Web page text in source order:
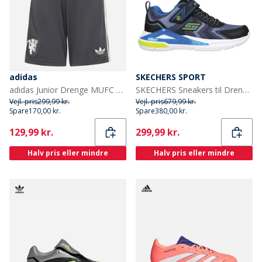
adidas
adidas Junior Drenge MUFC Manchester United 24/2 Tredje shorts Carbon
Vejl. pris299,99 kr.
Spare170,00 kr.
Current
129,99 kr.
Halv pris eller mindre
SKECHERS SPORT
SKECHERS Sneakers til Drenge Tri-Namics Sort
Vejl. pris679,99 kr.
Spare380,00 kr.
Current
299,99 kr.
Halv pris eller mindre